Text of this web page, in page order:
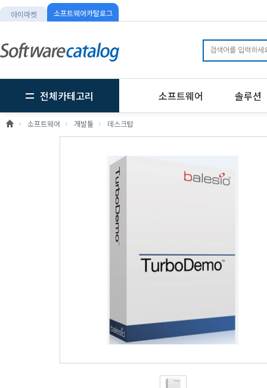
아이마켓 소프트웨어카탈로그
전체카테고리 소프트웨어 솔루션
소프트웨어 개발툴 데스크탑